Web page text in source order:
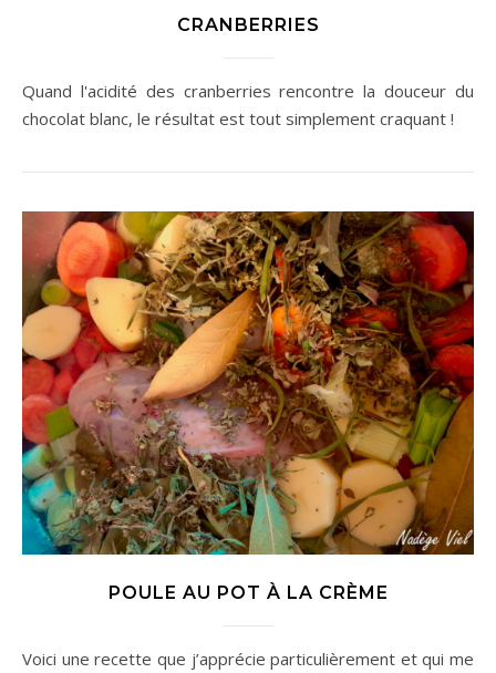
CRANBERRIES
Quand l'acidité des cranberries rencontre la douceur du
chocolat blanc, le résultat est tout simplement craquant !
POULE AU POT À LA CRÈME
Voici une recette que j’apprécie particulièrement et qui me